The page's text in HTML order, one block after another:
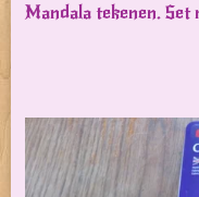
Mandala tekenen.